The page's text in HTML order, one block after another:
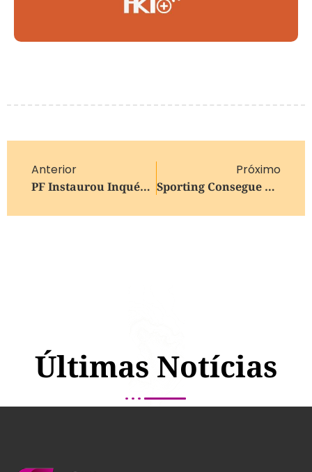
Anterior
PF Instaurou Inquérito Para Apurar Eventuais Crimes No Setor De Combustíveis
Próximo
Sporting Consegue Virada Histórica Na Champions League E Vai Às Quartas De Final. Confira Os Classificados
Últimas Notícias